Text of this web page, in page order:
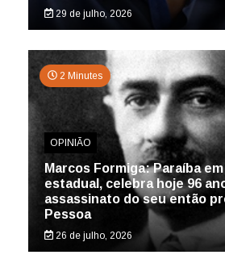
29 de julho, 2026
2 Minutes
OPINIÃO
Marcos Formiga: Paraíba
estadual, celebra hoje 96
assassinato do seu então
Pessoa
26 de julho, 2026